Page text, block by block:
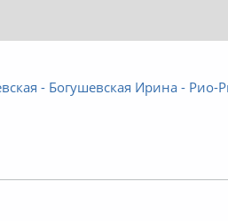
- Богушевская Ирина - Рио-